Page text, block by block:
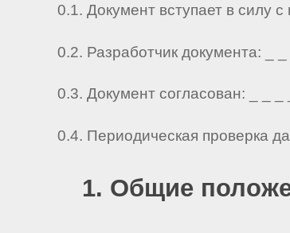
0.1. Документ вступает в силу
0.2. Разработчик документа: _
0.3. Документ согласован: _ _
0.4. Периодическая проверка
1. Общие